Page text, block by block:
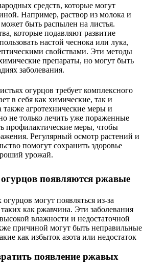
средств, которые могут
Например, раствор из молока и
быть распылен на листья.
которые подавляют развитие
настой чеснока или лука,
свойствами. Эти методы
препараты, но могут быть
заболевания.
огурцов требует комплексного
в себя как химические, так и
агротехнические меры и
не только лечить уже пораженные
профилактические меры, чтобы
Регулярный осмотр растений и
помогут сохранить здоровье
урожай.
появляются ржавые
могут появляться из-за
как ржавчина. Эти заболевания
влажности и недостаточной
причиной могут быть неправильные
как избыток азота или недостаток
появление ржавых